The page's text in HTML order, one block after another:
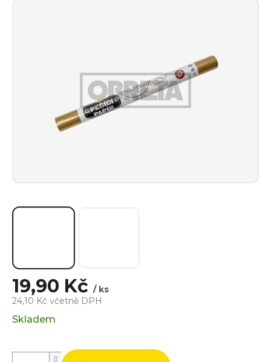
19,90 Kč / ks
24,10 Kč včetně DPH
Měrná
Skladem